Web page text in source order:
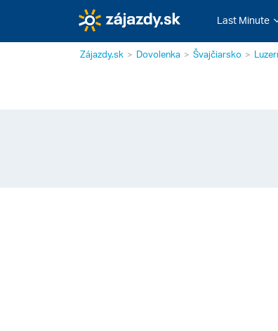
Last Minute
Zájazdy.sk Dovolenka Švajčiarsko